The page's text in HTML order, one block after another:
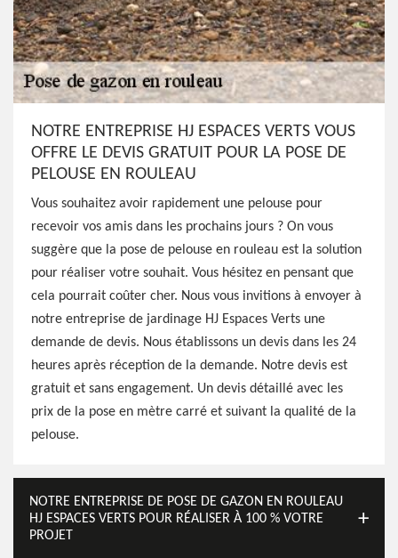
NOTRE ENTREPRISE HJ ESPACES VERTS VOUS
OFFRE LE DEVIS GRATUIT POUR LA POSE DE
PELOUSE EN ROULEAU
Vous souhaitez avoir rapidement une pelouse pour
recevoir vos amis dans les prochains jours ? On vous
suggère que la pose de pelouse en rouleau est la solution
pour réaliser votre souhait. Vous hésitez en pensant que
cela pourrait coûter cher. Nous vous invitions à envoyer à
notre entreprise de jardinage HJ Espaces Verts une
demande de devis. Nous établissons un devis dans les 24
heures après réception de la demande. Notre devis est
gratuit et sans engagement. Un devis détaillé avec les
prix de la pose en mètre carré et suivant la qualité de la
pelouse.
NOTRE ENTREPRISE DE POSE DE GAZON EN ROULEAU
HJ ESPACES VERTS POUR RÉALISER À 100 % VOTRE
PROJET